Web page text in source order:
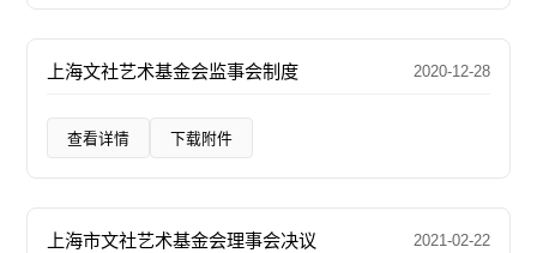
上海文社艺术基金会监事会制度 2020-12-28
查看详情 下载附件
上海市文社艺术基金会理事会决议 2021-02-22